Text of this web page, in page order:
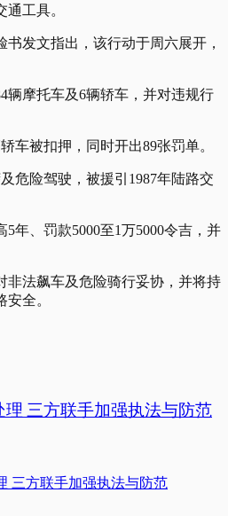
工具。
发文指出，该行动于周六展开，
辆摩托车及6辆轿车，并对违规行
车被扣押，同时开出89张罚单。
危险驾驶，被援引1987年陆路交
年、罚款5000至1万5000令吉，并
非法飙车及危险骑行妥协，并将持
全。
三方联手加强执法与防范